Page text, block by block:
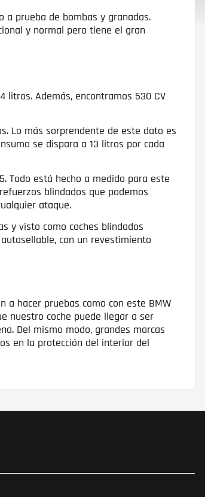
prueba de bombas y granadas.
y normal pero tiene el gran
litros. Además, encontramos 530 CV
Lo más sorprendente de este dato es
se dispara a 13 litros por cada
Todo está hecho a medida para este
blindados que podemos
ataque.
y visto como coches blindados
con un revestimiento
a hacer pruebas como con este BMW
nuestro coche puede llegar a ser
Del mismo modo, grandes marcas
en la protección del interior del